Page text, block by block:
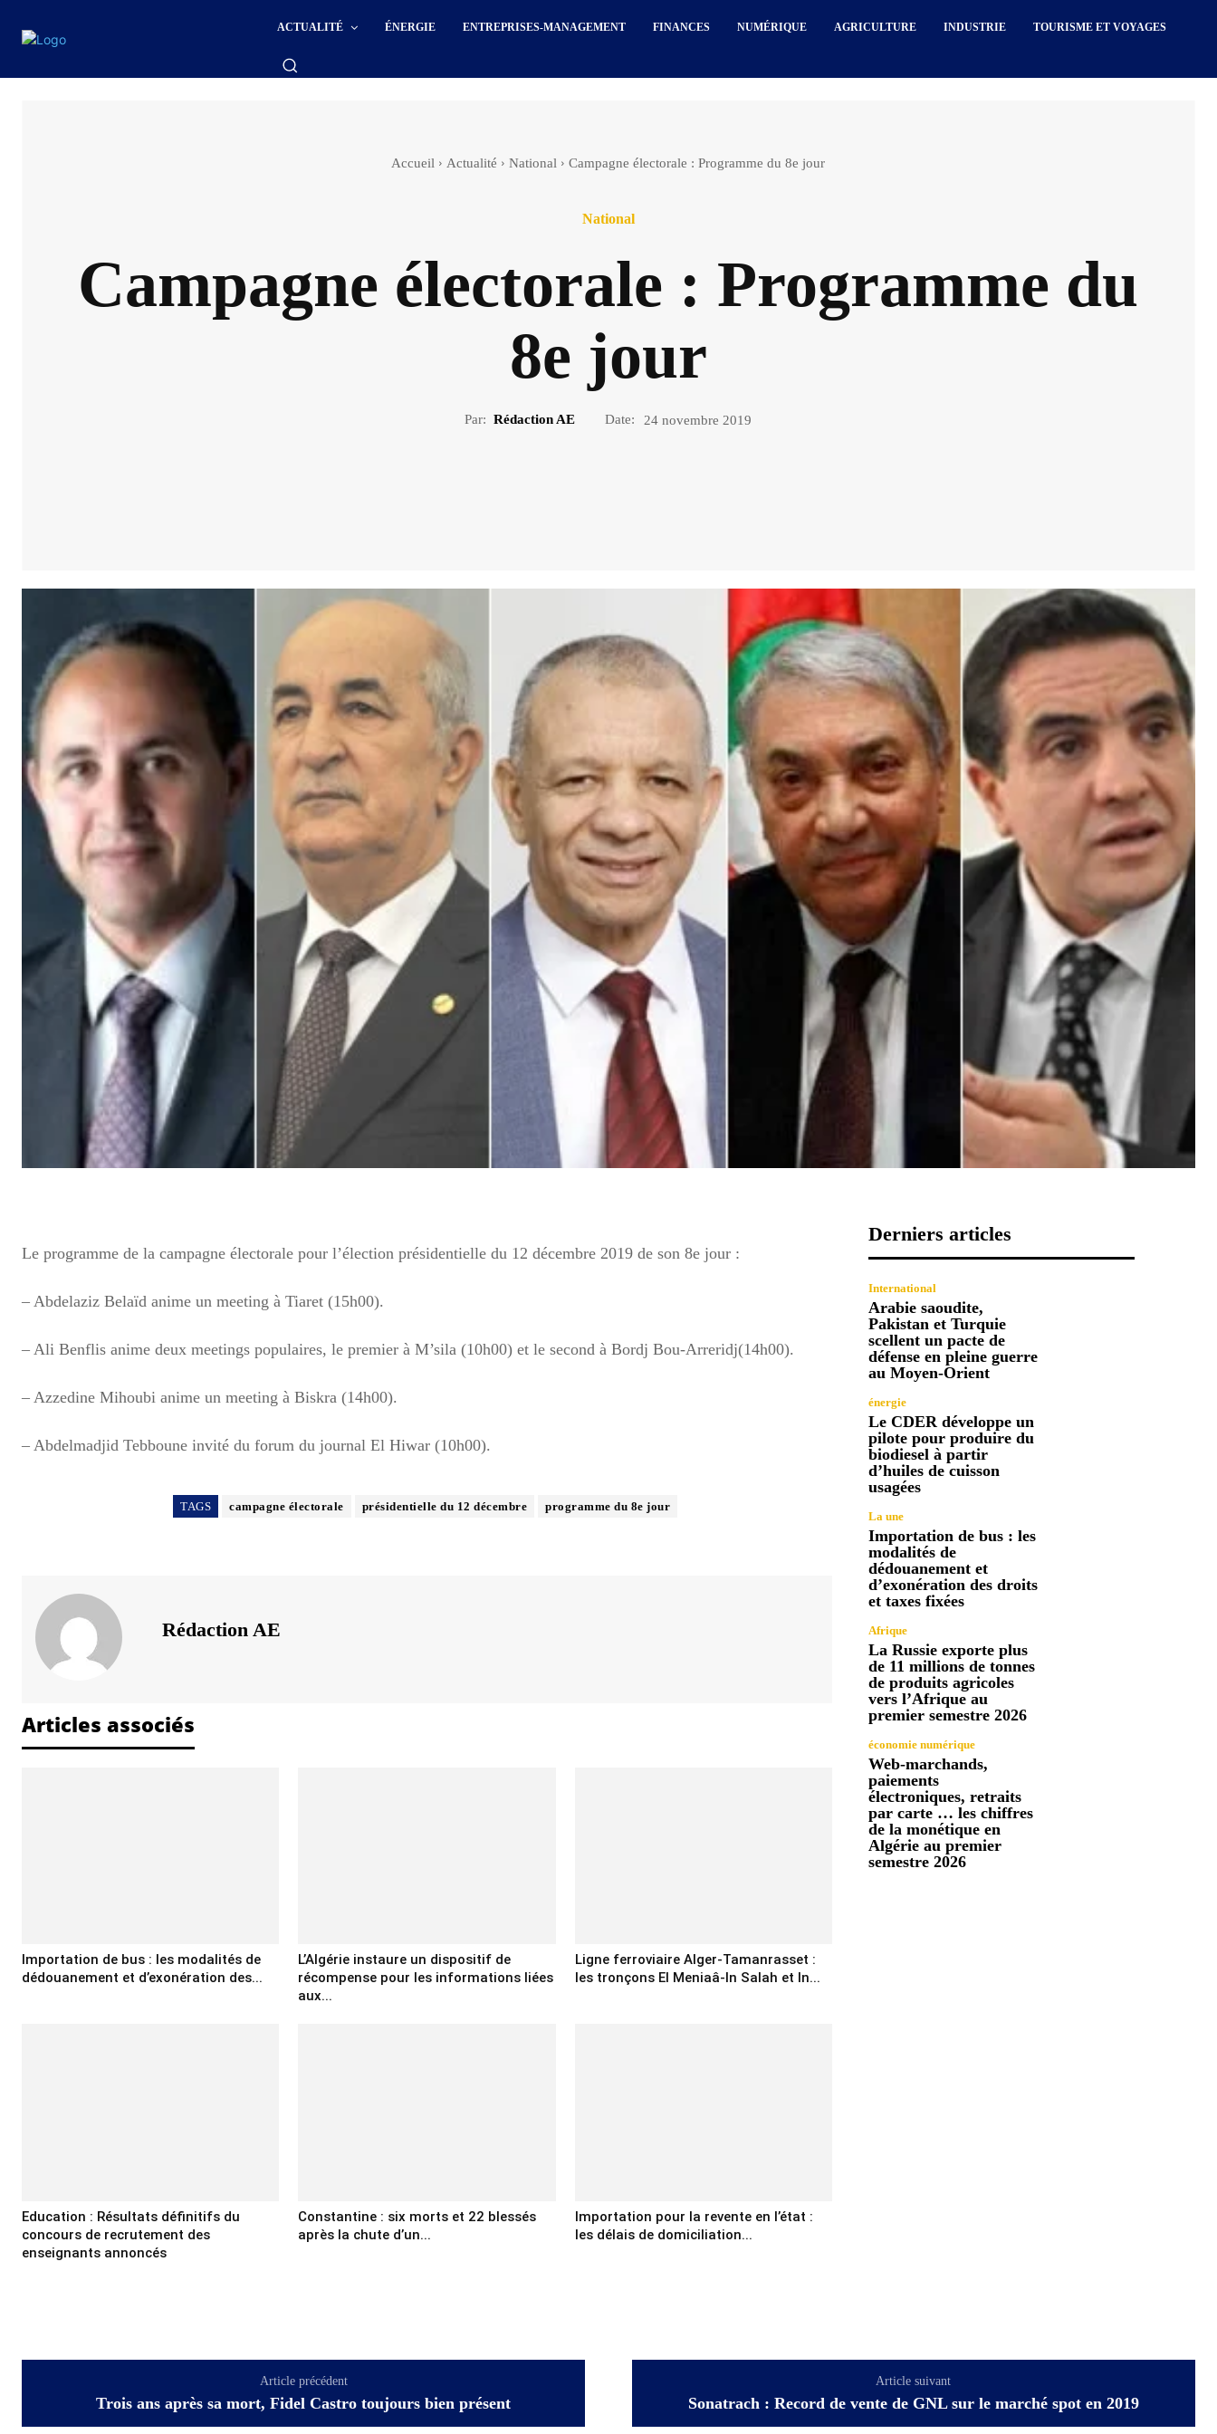
ACTUALITÉ ÉNERGIE ENTREPRISES-MANAGEMENT FINANCES NUMÉRIQUE AGRICULTURE INDUSTRIE TOURISME ET VOYAGES
Accueil Actualité National Campagne électorale : Programme du 8e jour
National
Campagne électorale : Programme du
8e jour
Par: Rédaction AE Date: 24 novembre 2019
Le programme de la campagne électorale pour l’élection présidentielle du 12 décembre 2019 de son 8e jour :
– Abdelaziz Belaïd anime un meeting à Tiaret (15h00).
– Ali Benflis anime deux meetings populaires, le premier à M’sila (10h00) et le second à Bordj Bou-Arreridj(14h00).
– Azzedine Mihoubi anime un meeting à Biskra (14h00).
– Abdelmadjid Tebboune invité du forum du journal El Hiwar (10h00).
TAGS campagne électorale présidentielle du 12 décembre programme du 8e jour
Rédaction AE
Articles associés
Importation de bus : les modalités de
dédouanement et d’exonération des...
L’Algérie instaure un dispositif de
récompense pour les informations liées
aux...
Ligne ferroviaire Alger-Tamanrasset :
les tronçons El Meniaâ-In Salah et In...
Education : Résultats définitifs du
concours de recrutement des
enseignants annoncés
Constantine : six morts et 22 blessés
après la chute d’un...
Importation pour la revente en l’état :
les délais de domiciliation...
Derniers articles
International
Arabie saoudite,
Pakistan et Turquie
scellent un pacte de
défense en pleine guerre
au Moyen-Orient
énergie
Le CDER développe un
pilote pour produire du
biodiesel à partir
d’huiles de cuisson
usagées
La une
Importation de bus : les
modalités de
dédouanement et
d’exonération des droits
et taxes fixées
Afrique
La Russie exporte plus
de 11 millions de tonnes
de produits agricoles
vers l’Afrique au
premier semestre 2026
économie numérique
Web-marchands,
paiements
électroniques, retraits
par carte … les chiffres
de la monétique en
Algérie au premier
semestre 2026
Article précédent
Trois ans après sa mort, Fidel Castro toujours bien présent
Article suivant
Sonatrach : Record de vente de GNL sur le marché spot en 2019